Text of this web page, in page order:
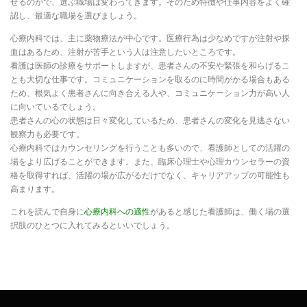
認し、最適な職場を選びましょう。
心療内科では、主に薬物療法が中心です。医療行為は少なめですが注射や採
血はあるため、注射が苦手という人は注意したいところです。
看護は医師の診療をサポートしますが、患者さんの不安や緊張を和らげるこ
とも大切な仕事です。コミュニケーションを取るのに時間がかる場合もある
ため、根気よく患者さんに向き合える人や、コミュニケーション力が高い人
に向いているでしょう。
患者さんの心の状態は日々変化しているため、患者さんの変化を見逃さない
観察力も必要です。
心療内科ではカウンセリングを行うことも多いので、看護師としての活躍の
場をより広げることができます。また、臨床心理士や心理カウンセラーの資
格を取得すれば、活躍の場が広がるだけでなく、キャリアアップの可能性も
高まります。
これを読んで自身に心療内科への適性があると感じた看護師は、働く場の選
択肢のひとつに入れてみるといいでしょう。